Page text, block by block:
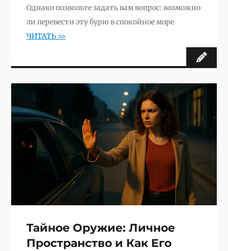
Однако позвольте задать вам вопрос: возможно
ли перевести эту бурю в спокойное море
ЧИТАТЬ >>
Тайное Оружие: Личное
Пространство и Как Его